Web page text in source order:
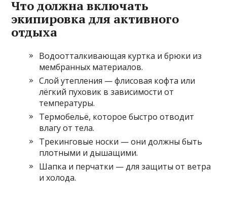
Что должна включать
экипировка для активного
отдыха
Водоотталкивающая куртка и брюки из
мембранных материалов.
Слой утепления — флисовая кофта или
лёгкий пуховик в зависимости от
температуры.
Термобельё, которое быстро отводит
влагу от тела.
Трекинговые носки — они должны быть
плотными и дышащими.
Шапка и перчатки — для защиты от ветра
и холода.